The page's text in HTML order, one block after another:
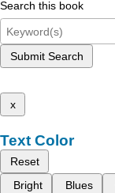
Search this book
Submit Search
x
Text Color
Reset
Bright
Blues